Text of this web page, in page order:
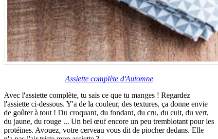
Assiette complète d'Automne
Avec l'assiette complète, tu sais ce que tu manges ! Regardez
l'assiette ci-dessous. Y'a de la couleur, des textures, ça donne envie
de goûter à tout ! Du croquant, du fondant, du cru, du cuit, du vert,
du jaune, du rouge ... Un bel œuf encore un peu tremblotant pour les
protéines. Avouez, votre cerveau vous dit de piocher dedans. Elle